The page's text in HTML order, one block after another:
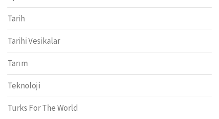
Tarih
Tarihi Vesikalar
Tarım
Teknoloji
Turks For The World